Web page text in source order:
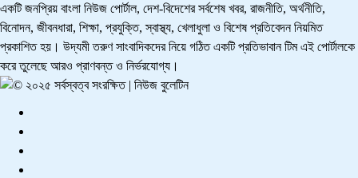
একটি জনপ্রিয় বাংলা নিউজ পোর্টাল, দেশ-বিদেশের সর্বশেষ খবর, রাজনীতি, অর্থনীতি,
বিনোদন, জীবনধারা, শিক্ষা, প্রযুক্তি, স্বাস্থ্য, খেলাধুলা ও বিশেষ প্রতিবেদন নিয়মিত
প্রকাশিত হয়। উদ্যমী তরুণ সাংবাদিকদের নিয়ে গঠিত একটি প্রতিভাবান টিম এই পোর্টালকে
করে তুলেছে আরও প্রাণবন্ত ও নির্ভরযোগ্য।